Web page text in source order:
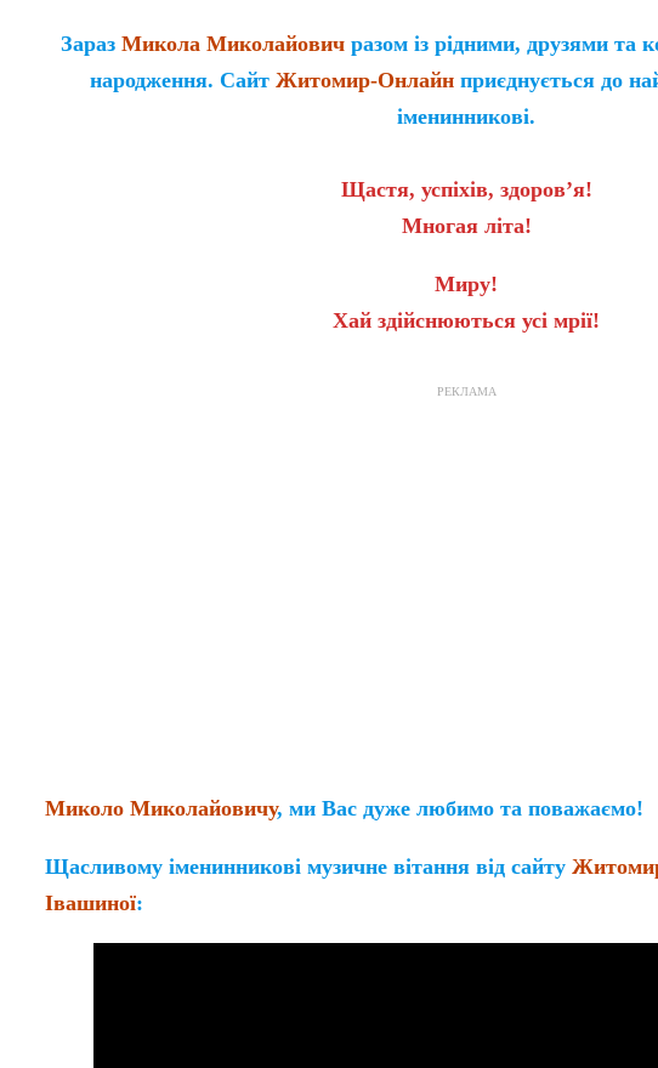
Зараз Микола Миколайовичразом із рідними, друзями та
народження. СайтЖитомир-Онлайн приєднується до
іменинникові.
Щастя, успіхів, здоров’я!
Многая літа!
Миру!
Хай здійснюються усі мрії!
РЕКЛАМА
Миколо Миколайовичу, ми Вас дуже любимо та поважаємо!
Щасливому іменинникові музичне вітання від сайту
Івашиної: